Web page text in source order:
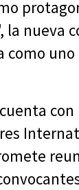
la nueva
como